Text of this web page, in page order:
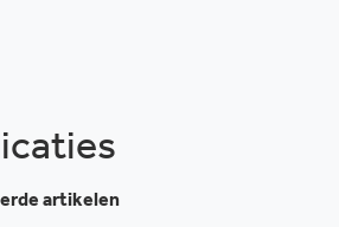
artikelen